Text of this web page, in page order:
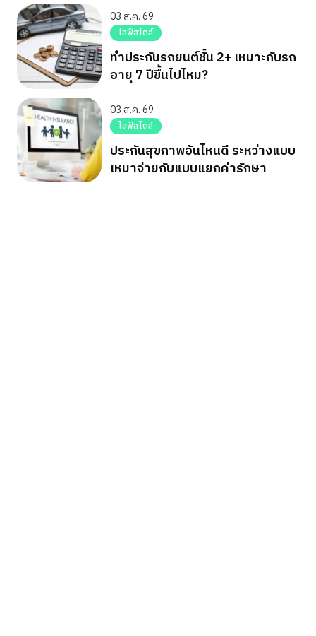
03 ส.ค. 69
ไลฟ์สไตล์
ทำประกันรถยนต์ชั้น 2+ เหมาะกับรถ
อายุ 7 ปีขึ้นไปไหม?
03 ส.ค. 69
ไลฟ์สไตล์
ประกันสุขภาพอันไหนดี ระหว่างแบบ
เหมาจ่ายกับแบบแยกค่ารักษา